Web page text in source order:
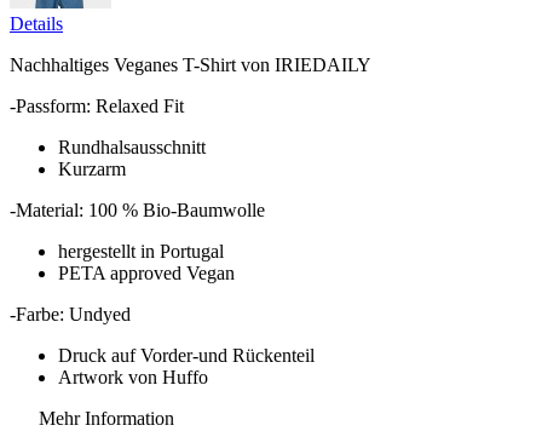
Details
Nachhaltiges Veganes T-Shirt von IRIEDAILY
-Passform: Relaxed Fit
Rundhalsausschnitt
Kurzarm
-Material: 100 % Bio-Baumwolle
hergestellt in Portugal
PETA approved Vegan
-Farbe: Undyed
Druck auf Vorder-und Rückenteil
Artwork von Huffo
Mehr Information